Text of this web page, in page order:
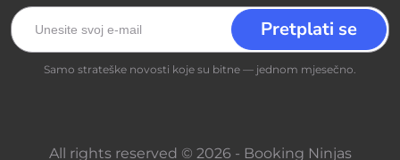
Samo strateške novosti koje su bitne — jednom mjesečno.
All rights reserved © 2026 - Booking Ninjas